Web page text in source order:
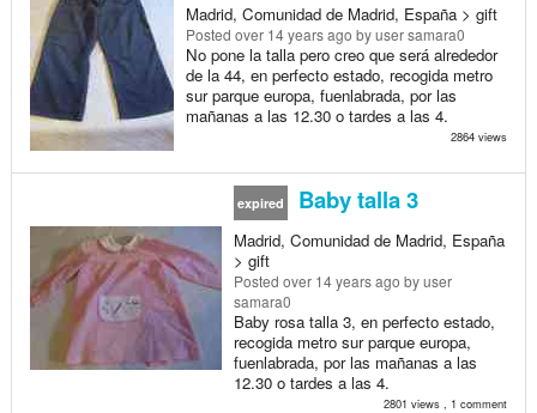
Madrid, Comunidad de Madrid, España > gift
Posted over 14 years ago by user samara0
No pone la talla pero creo que será alrededor
de la 44, en perfecto estado, recogida metro
sur parque europa, fuenlabrada, por las
mañanas a las 12.30 o tardes a las 4.
2864 views
expired Baby talla 3
Madrid, Comunidad de Madrid, España
> gift
Posted over 14 years ago by user
samara0
Baby rosa talla 3, en perfecto estado,
recogida metro sur parque europa,
fuenlabrada, por las mañanas a las
12.30 o tardes a las 4.
2801 views , 1 comment